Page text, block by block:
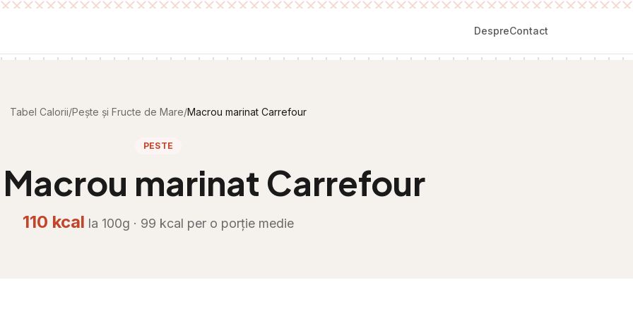
DespreContact
Tabel Calorii/Pește și Fructe de Mare/Macrou marinat Carrefour
PESTE
Macrou marinat Carrefour
110 kcal la 100g · 99 kcal per o porție medie